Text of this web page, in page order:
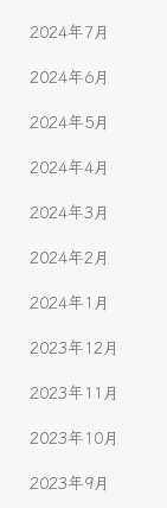
2024年7月
2024年6月
2024年5月
2024年4月
2024年3月
2024年2月
2024年1月
2023年12月
2023年11月
2023年10月
2023年9月